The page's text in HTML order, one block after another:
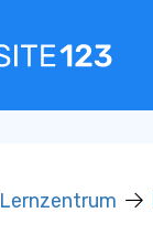
Lernzentrum